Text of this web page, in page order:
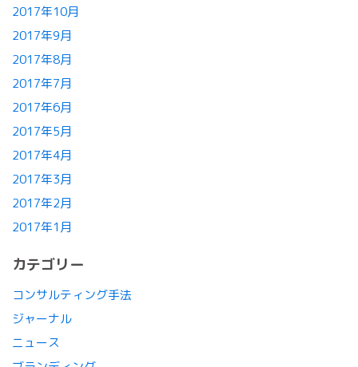
2017年10月
2017年9月
2017年8月
2017年7月
2017年6月
2017年5月
2017年4月
2017年3月
2017年2月
2017年1月
カテゴリー
コンサルティング手法
ジャーナル
ニュース